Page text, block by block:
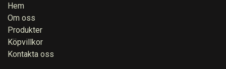
Hem
Om oss
Produkter
Köpvillkor
Kontakta oss